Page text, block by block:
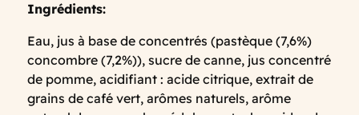
Ingrédients:
Eau, jus à base de concentrés (pastèque (7,6%)
concombre (7,2%)), sucre de canne, jus concentré
de pomme, acidifiant : acide citrique, extrait de
grains de café vert, arômes naturels, arôme